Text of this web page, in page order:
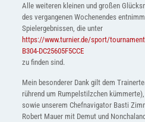
Alle weiteren kleinen und großen
des vergangenen Wochenendes
Spielergebnissen, die unter
https://www.turnier.de/sport/
B304-DC25605F5CCE
zu finden sind.
Mein besonderer Dank gilt dem
rührend um Rumpelstilzchen
sowie unserem Chefnavigator Basti
Robert Mauer mit Demut und